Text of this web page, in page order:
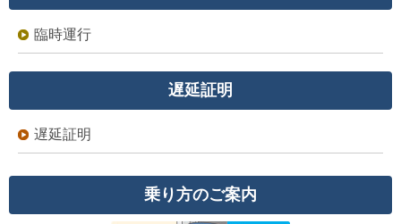
臨時運行
遅延証明
遅延証明
乗り方のご案内